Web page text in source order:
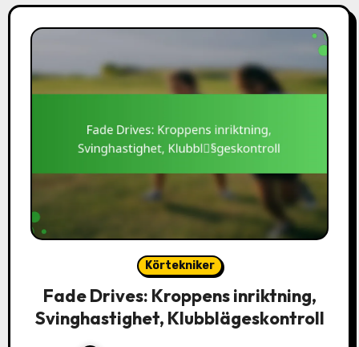
Körtekniker
Fade Drives: Kroppens inriktning,
Svinghastighet, Klubblägeskontroll